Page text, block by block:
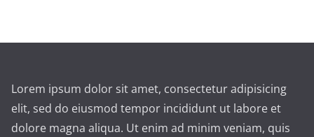
Lorem ipsum dolor sit amet, consectetur adipisicing
elit, sed do eiusmod tempor incididunt ut labore et
dolore magna aliqua. Ut enim ad minim veniam, quis